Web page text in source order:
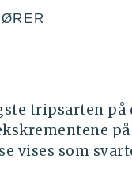
tripsarten
vises som